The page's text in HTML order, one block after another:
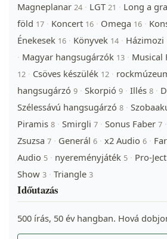
Magneplanar 24 · LGT 21 · Long a
föld 17 · Koncert 16 · Omega 16 ·
Énekesek 16 · Könyvek 14 · Házimozi
· Magyar hangsugárzók 13 · Musical
12 · Csöves készülék 12 ·
hangsugárzó 9 · Skorpió 9 · Illés 8 ·
Szélessávú hangsugárzó 8 ·
Piramis 8 · Smirgli 7 · Sonus Faber 7 ·
Zsuzsa 7 · Generál 6 · x2 Audio 6 ·
Audio 5 · nyereményjáték 5 · Pro-Ject
Show 3 · Triangle 3
Időutazás
500 írás, 50 év hangban. Hová